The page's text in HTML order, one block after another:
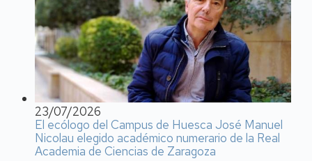
23/07/2026
El ecólogo del Campus de Huesca José Manuel
Nicolau elegido académico numerario de la Real
Academia de Ciencias de Zaragoza